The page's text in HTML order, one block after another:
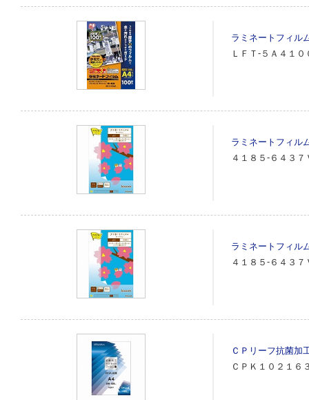
ラミネートフィ
ＬＦＴ‐５Ａ４１
ラミネートフィ
４１８５‐６４３
ラミネートフィ
４１８５‐６４３
ＣＰリーフ抗菌加
ＣＰＫ１０２１６